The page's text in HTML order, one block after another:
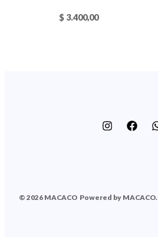
$3.400,00
© 2026 MACACO Powered by MACACO.